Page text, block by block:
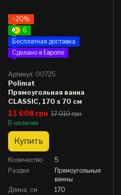
−20%
6
Бесплатная доставка
Сделано в Европе
Артикул: 00725
Polimat
Прямоугольная ванна
CLASSIC, 170 x 70 см
13 608 грн 17 010 грн
В наличии
Купить
Количество
5
Раздел
Прямоугольные
ванны
Длина, см
170